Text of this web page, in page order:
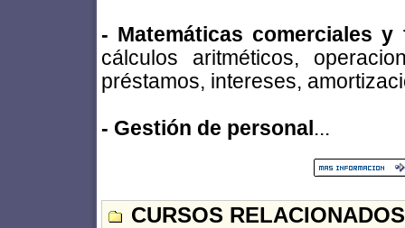
- Matemáticas comerciales y
cálculos aritméticos,
préstamos, intereses,
- Gestión de personal ...
CURSOS